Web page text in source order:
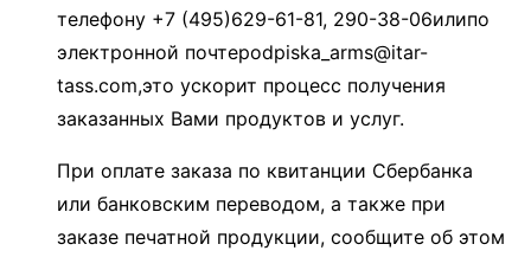
телефону +7 (495)629-61-81, 290-38-06илипо
электронной почтеpodpiska_arms@itar-
tass.com,это ускорит процесс получения
заказанных Вами продуктов и услуг.
При оплате заказа по квитанции Сбербанка
или банковским переводом, а также при
заказе печатной продукции, сообщите об этом